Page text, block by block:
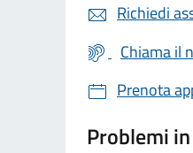
Richiedi
Chiama il
Prenota
Problemi